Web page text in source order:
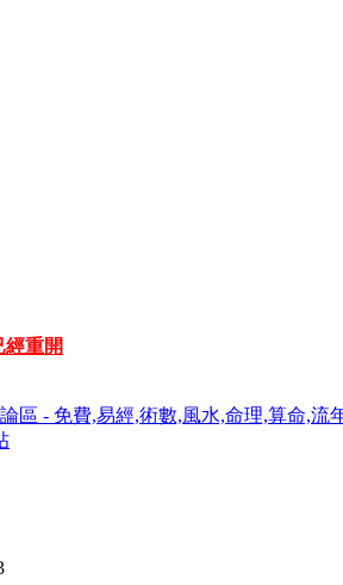
經重開
區 - 免費,易經,術數,風水,命理,算命,